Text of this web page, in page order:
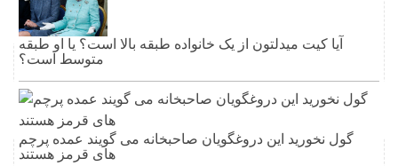
آیا کیت میدلتون از یک خانواده طبقه بالا است؟ یا او طبقه
متوسط ​​است؟
گول نخورید این دروغگویان صاحبخانه می گویند عمده پرچم
های قرمز هستند